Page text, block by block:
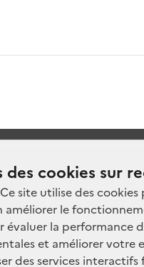
des cookies sur
site utilise des
améliorer le
évaluer la performance
et améliorer votre
des services